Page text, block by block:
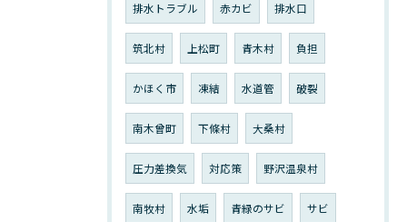
排水トラブル 赤カビ 排水口
筑北村 上松町 青木村 負担
かほく市 凍結 水道管 破裂
南木曾町 下條村 大桑村
圧力差換気 対応策 野沢温泉村
南牧村 水垢 青緑のサビ サビ